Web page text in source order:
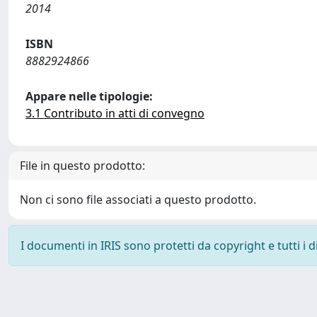
2014
ISBN
8882924866
Appare nelle tipologie:
3.1 Contributo in atti di convegno
File in questo prodotto:
Non ci sono file associati a questo prodotto.
I documenti in IRIS sono protetti da copyright e tutti i